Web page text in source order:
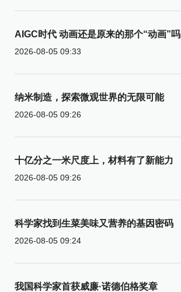
AIGC时代 动画还是原来的那个“动画”吗
2026-08-05 09:33
纳米制造，探索微观世界的无限可能
2026-08-05 09:26
十亿分之一米尺度上，材料有了新能力
2026-08-05 09:26
科学家找到生菜美味又营养的基因密码
2026-08-05 09:24
我国科学家首获威廉·诺德伯格奖章